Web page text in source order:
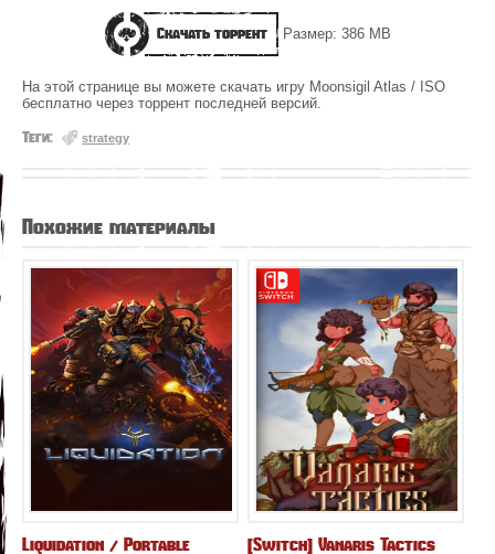
Скачать торрент Размер: 386 MB
На этой странице вы можете скачать игру Moonsigil Atlas / ISO
бесплатно через торрент последней версий.
Теги: strategy
Похожие материалы
Liquidation / Portable [Switch] Vanaris Tactics